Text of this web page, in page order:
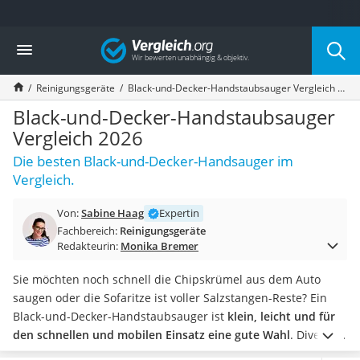
Die beliebtesten Vergleiche nach Kategorie
Haushalt
Wassersprudler
Zentralstaubsauger
Brotbackautomat
Wischroboter
Wäschespinne
Industriestaubsauger
Spülmaschinentabs
Eierkocher
AEG-Waschmaschine
Handstaubsauger
Milchaufschäumer
Kondenstrockner
Reiskocher
Heißwasserspender
Vergleich
Reinigungsgeräte Black-und-Decker-Handstaubsauger Vergleich 2026
Black-und-Decker-Handstaubsauger
Vergleich 2026
Die besten Black-und-Decker-Handsauger im
Vergleich.
Von:Sabine Haag
Expertin
Fachbereich: Reinigungsgeräte
Redakteurin: Monika Bremer
Sie möchten noch schnell die Chipskrümel aus dem Auto
saugen oder die Sofaritze ist voller Salzstangen-Reste? Ein
Black-und-Decker-Handstaubsauger ist klein, leicht und für
den schnellen und mobilen Einsatz eine gute Wahl. Diverse
Online-Tests von Black-und-Decker-Handstaubsaugern sind